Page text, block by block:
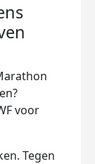
voor
Tegen